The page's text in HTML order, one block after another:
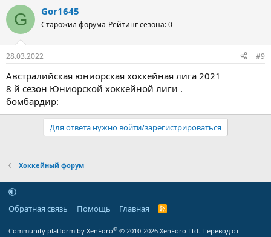
G Gor1645
Старожил форума Рейтинг сезона: 0
28.03.2022 #9
Австралийская юниорская хоккейная лига 2021
8 й сезон Юниорской хоккейной лиги .
бомбардир:
Для ответа нужно войти/зарегистрироваться
Хоккейный форум
Обратная связь Помощь Главная
R
Community platform by XenForo® © 2010-2026 XenForo Ltd. Перевод от